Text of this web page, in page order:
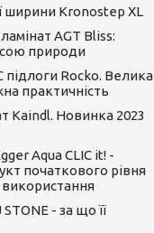
ширини Kronostep XL
AGT Bliss:
природи
підлоги Rocko. Велика
практичність
Kaindl. Новинка 2023
Aqua CLIC it! -
початкового рівня
- за що її